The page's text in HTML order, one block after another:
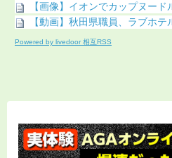
【画像】イオンでカップヌー
【動画】秋田県職員、ラブホテ
Powered by livedoor 相互RSS